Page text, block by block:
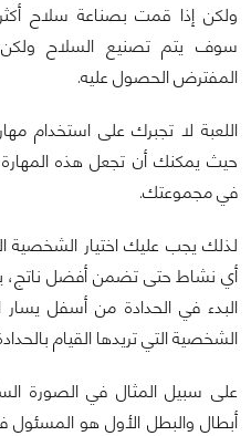
ولكن إذا قمت بصناعة سلاح
سوف يتم تصنيع السلاح
المفترض الحصول عليه.
اللعبة لا تجبرك على استخدام
حيث يمكنك أن تجعل هذه
في مجموعتك.
لذلك يجب عليك اختيار الشخصية
أي نشاط حتى تضمن أفضل ناتج،
البدء في الحدادة من أسفل
الشخصية التي تريدها القيام